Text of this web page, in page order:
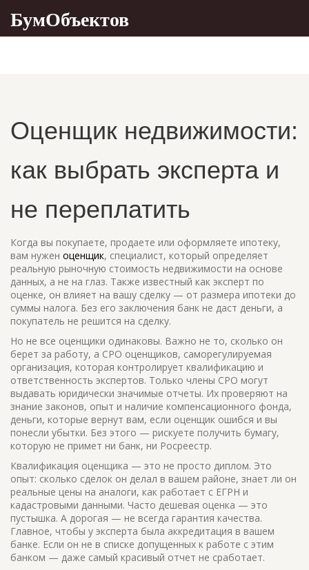
БумОбъектов
Оценщик недвижимости:
как выбрать эксперта и
не переплатить
Когда вы покупаете, продаете или оформляете ипотеку,
вам нужен оценщик, специалист, который определяет
реальную рыночную стоимость недвижимости на основе
данных, а не на глаз. Также известный как эксперт по
оценке, он влияет на вашу сделку — от размера ипотеки до
суммы налога. Без его заключения банк не даст деньги, а
покупатель не решится на сделку.
Но не все оценщики одинаковы. Важно не то, сколько он
берет за работу, а СРО оценщиков, саморегулируемая
организация, которая контролирует квалификацию и
ответственность экспертов. Только члены СРО могут
выдавать юридически значимые отчеты. Их проверяют на
знание законов, опыт и наличие компенсационного фонда,
деньги, которые вернут вам, если оценщик ошибся и вы
понесли убытки. Без этого — рискуете получить бумагу,
которую не примет ни банк, ни Росреестр.
Квалификация оценщика — это не просто диплом. Это
опыт: сколько сделок он делал в вашем районе, знает ли он
реальные цены на аналоги, как работает с ЕГРН и
кадастровыми данными. Часто дешевая оценка — это
пустышка. А дорогая — не всегда гарантия качества.
Главное, чтобы у эксперта была аккредитация в вашем
банке. Если он не в списке допущенных к работе с этим
банком — даже самый красивый отчет не сработает.